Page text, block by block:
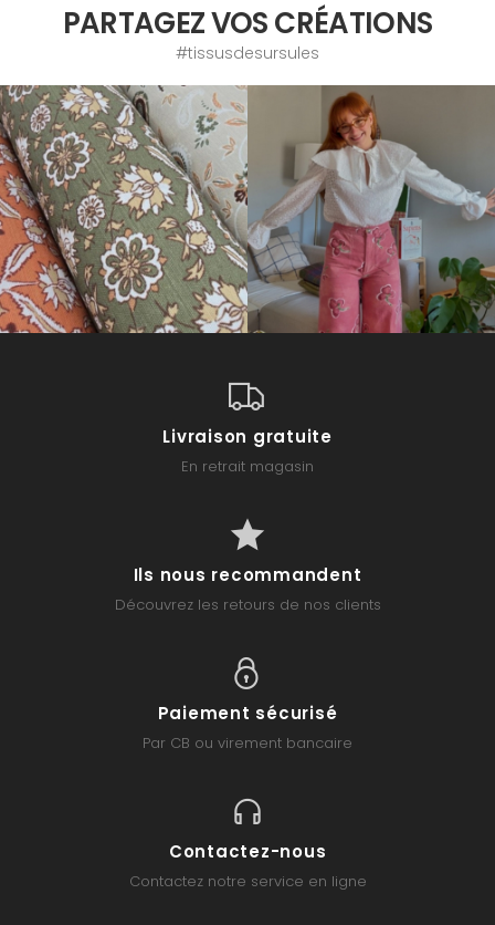
PARTAGEZ VOS CRÉATIONS
#tissusdesursules
Livraison gratuite
En retrait magasin
Ils nous recommandent
Découvrez les retours de nos clients
Paiement sécurisé
Par CB ou virement bancaire
Contactez-nous
Contactez notre service en ligne